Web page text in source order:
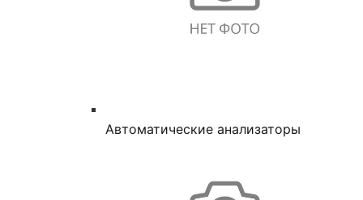
Автоматические анализаторы